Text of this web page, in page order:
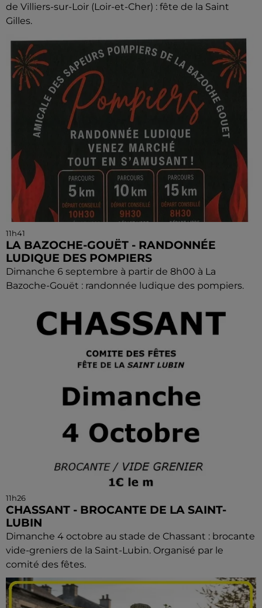
de Villiers-sur-Loir (Loir-et-Cher) : fête de la Saint
Gilles.
11h41
LA BAZOCHE-GOUËT - RANDONNÉE
LUDIQUE DES POMPIERS
Dimanche 6 septembre à partir de 8h00 à La
Bazoche-Gouët : randonnée ludique des pompiers.
11h26
CHASSANT - BROCANTE DE LA SAINT-
LUBIN
Dimanche 4 octobre au stade de Chassant : brocante
vide-greniers de la Saint-Lubin. Organisé par le
comité des fêtes.